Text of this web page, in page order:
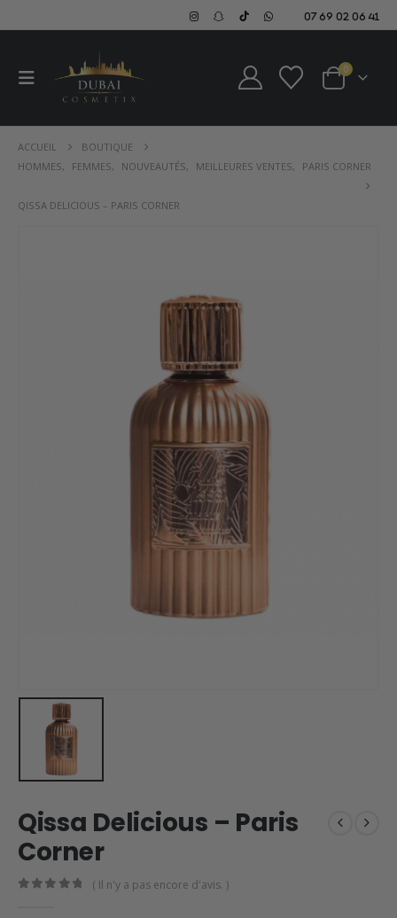
07 69 02 06 41
0
ACCUEIL
BOUTIQUE
HOMMES, FEMMES, NOUVEAUTÉS, MEILLEURES VENTES, PARIS CORNER
QISSA DELICIOUS – PARIS CORNER
Qissa Delicious – Paris
Corner
( Il n'y a pas encore d'avis. )